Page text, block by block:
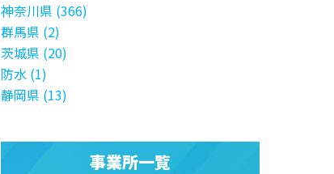
神奈川県 (366)
群馬県 (2)
茨城県 (20)
防水 (1)
静岡県 (13)
事業所一覧